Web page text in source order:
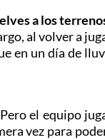
a los
al volver a
en un día de
el equipo
vez para